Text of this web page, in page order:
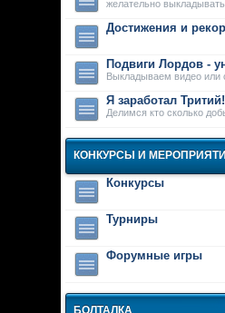
желательно выкладывать
Достижения и
Подвиги Лордов -
Выкладываем видео или
Я заработал Тритий!
Делимся кто сколько
КОНКУРСЫ И
Конкурсы
Турниры
Форумные игры
БОЛТАЛКА